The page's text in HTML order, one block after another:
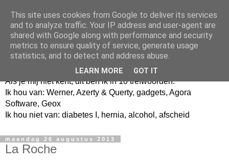
Jangeox' blog
Als je mij niet kent, dit ben ik in 10 trefwoorden.
Ik hou van: Werner, Azerty & Querty, gadgets, Agora
Software, Geox
Ik hou niet van: diabetes I, hernia, alcohol, afscheid
maandag 26 augustus 2013
La Roche
This site uses cookies from Google to deliver its services
and to analyze traffic. Your IP address and user-agent are
shared with Google along with performance and security
metrics to ensure quality of service, generate usage
statistics, and to detect and address abuse.
LEARN MORE GOT IT